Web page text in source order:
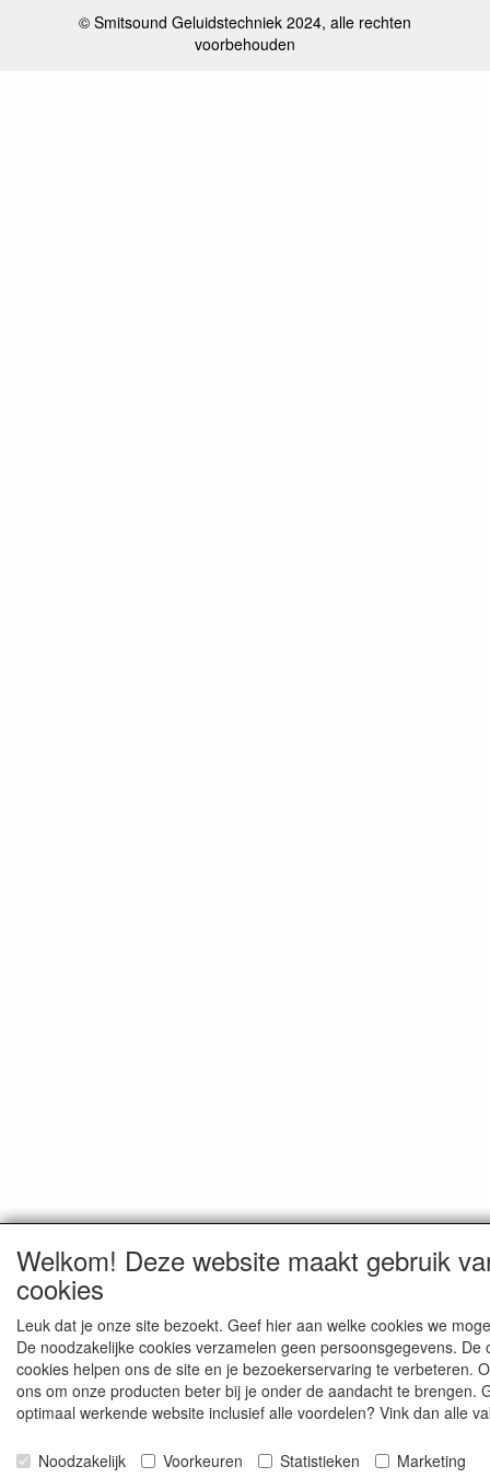
© Smitsound Geluidstechniek 2024, alle rechten
voorbehouden
Welkom! Deze website maakt gebruik
cookies
Leuk dat je onze site bezoekt. Geef hier aan welke cookies we
De noodzakelijke cookies verzamelen geen persoonsgegevens. De
cookies helpen ons de site en je bezoekerservaring te verbeteren.
ons om onze producten beter bij je onder de aandacht te brengen.
optimaal werkende website inclusief alle voordelen? Vink dan alle
Noodzakelijk Voorkeuren Statistieken Marketing